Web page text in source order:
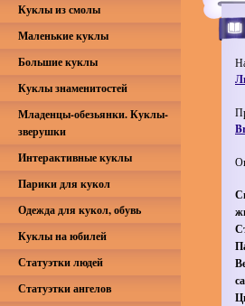
Куклы из смолы
Маленькие куклы
Большие куклы
Куклы знаменитостей
Младенцы-обезьянки. Куклы-
зверушки
Интерактивные куклы
Парики для кукол
Одежда для кукол, обувь
Куклы на юбилей
Статуэтки людей
Статуэтки ангелов